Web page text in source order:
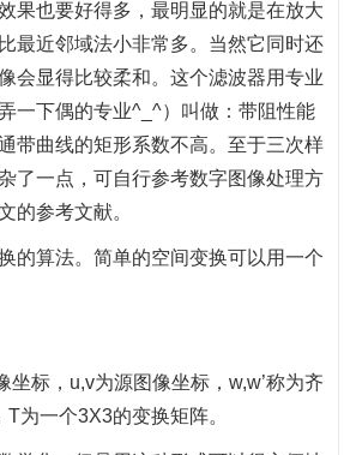
果也要好得多，最明显的就是在放大
最近邻域法小非常多。当然它同时还
会显得比较柔和。这个滤波器用专业
一下偶的专业^_^）叫做：带阻性能
带曲线的矩形系数不高。至于三次样
了一点，可自行参考数字图像处理方
的参考文献。
的算法。简单的空间变换可以用一个
坐标，u,v为源图像坐标，w,w’称为齐
为一个3X3的变换矩阵。